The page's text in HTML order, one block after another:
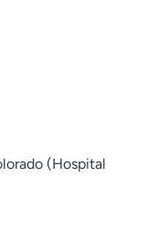
(Hospital